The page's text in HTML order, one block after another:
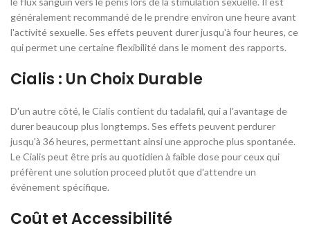
généralement recommandé de le prendre environ une heure avant
l'activité sexuelle. Ses effets peuvent durer jusqu'à four heures, ce
qui permet une certaine flexibilité dans le moment des rapports.
Cialis : Un Choix Durable
D'un autre côté, le Cialis contient du tadalafil, qui a l'avantage de
durer beaucoup plus longtemps. Ses effets peuvent perdurer
jusqu'à 36 heures, permettant ainsi une approche plus spontanée.
Le Cialis peut être pris au quotidien à faible dose pour ceux qui
préfèrent une solution proceed plutôt que d'attendre un
événement spécifique.
Coût et Accessibilité